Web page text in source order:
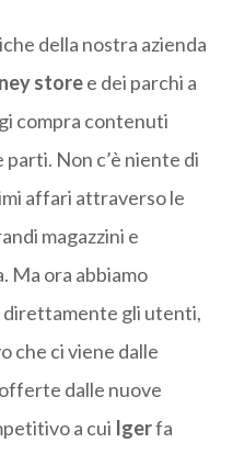
della nostra azienda
storee dei parchi a
compra contenuti
Non c’è niente di
affari attraverso le
magazzini e
ora abbiamo
direttamente gli utenti,
che ci viene dalle
dalle nuove
a cui Igerfa